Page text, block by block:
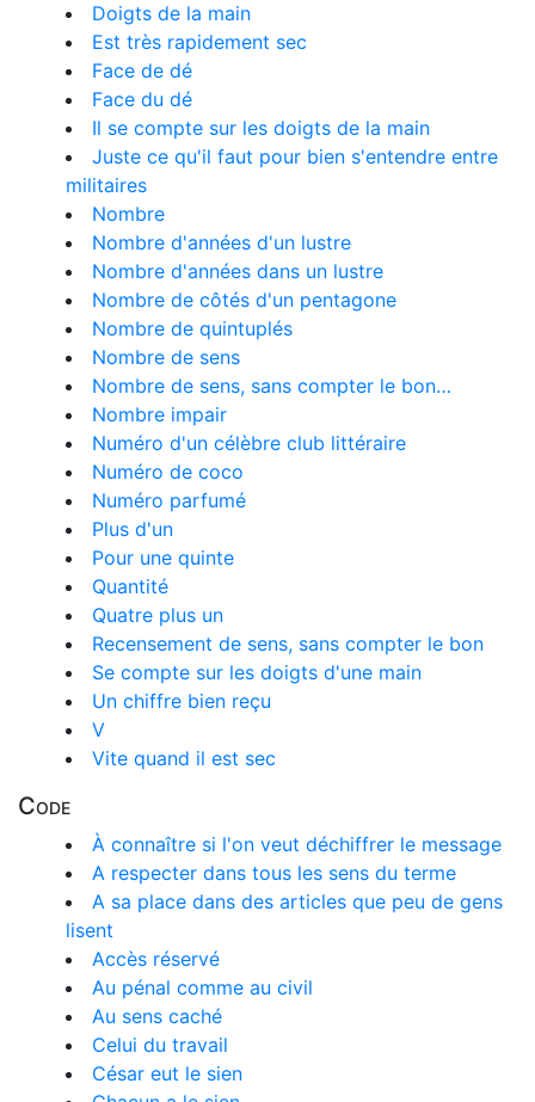
Doigts de la main
Est très rapidement sec
Face de dé
Face du dé
Il se compte sur les doigts de la main
Juste ce qu'il faut pour bien s'entendre entre
militaires
Nombre
Nombre d'années d'un lustre
Nombre d'années dans un lustre
Nombre de côtés d'un pentagone
Nombre de quintuplés
Nombre de sens
Nombre de sens, sans compter le bon…
Nombre impair
Numéro d'un célèbre club littéraire
Numéro de coco
Numéro parfumé
Plus d'un
Pour une quinte
Quantité
Quatre plus un
Recensement de sens, sans compter le bon
Se compte sur les doigts d'une main
Un chiffre bien reçu
V
Vite quand il est sec
Code
À connaître si l'on veut déchiffrer le message
A respecter dans tous les sens du terme
A sa place dans des articles que peu de gens
lisent
Accès réservé
Au pénal comme au civil
Au sens caché
Celui du travail
César eut le sien